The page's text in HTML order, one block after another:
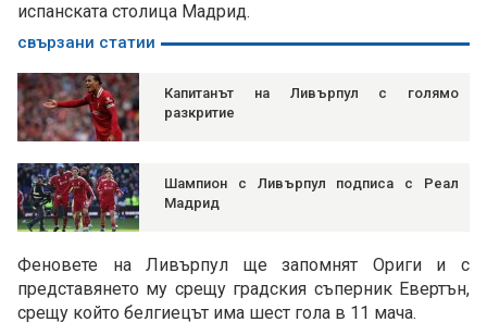
испанската столица Мадрид.
свързани статии
Капитанът на Ливърпул с голямо
разкритие
Шампион с Ливърпул подписа с Реал
Мадрид
Феновете на Ливърпул ще запомнят Ориги и с
представянето му срещу градския съперник Евертън,
срещу който белгиецът има шест гола в 11 мача.